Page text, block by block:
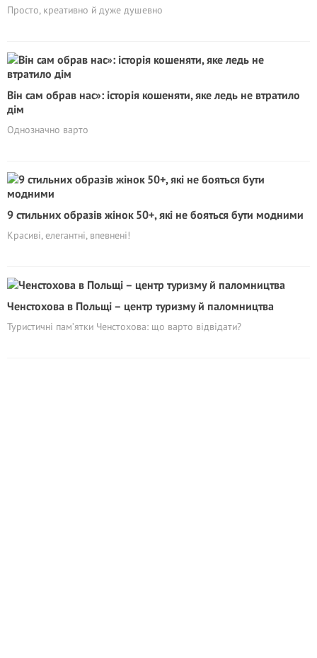
Просто, креативно й дуже душевно
Він сам обрав нас»: історія кошеняти, яке ледь не втратило
дім
Однозначно варто
9 стильних образів жінок 50+, які не бояться бути модними
Красиві, елегантні, впевнені!
Ченстохова в Польщі – центр туризму й паломництва
Туристичні пам’ятки Ченстохова: що варто відвідати?